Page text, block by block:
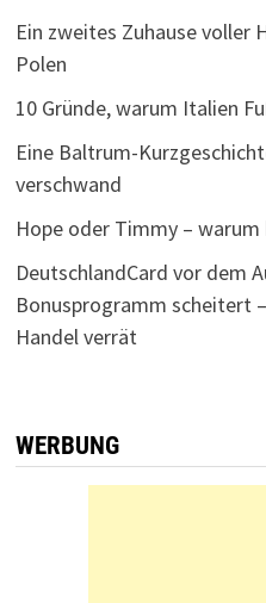
Ein zweites Zuhause voller
Polen
10 Gründe, warum Italien
Eine Baltrum-
verschwand
Hope oder Timmy –
DeutschlandCard vor dem
Bonusprogramm scheitert
Handel verrät
WERBUNG